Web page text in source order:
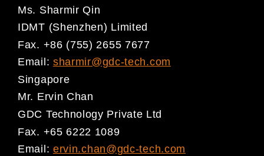
Ms. Sharmir Qin
IDMT (Shenzhen) Limited
Fax. +86 (755) 2655 7677
Email: sharmir@gdc-tech.com
Singapore
Mr. Ervin Chan
GDC Technology Private Ltd
Fax. +65 6222 1089
Email: ervin.chan@gdc-tech.com